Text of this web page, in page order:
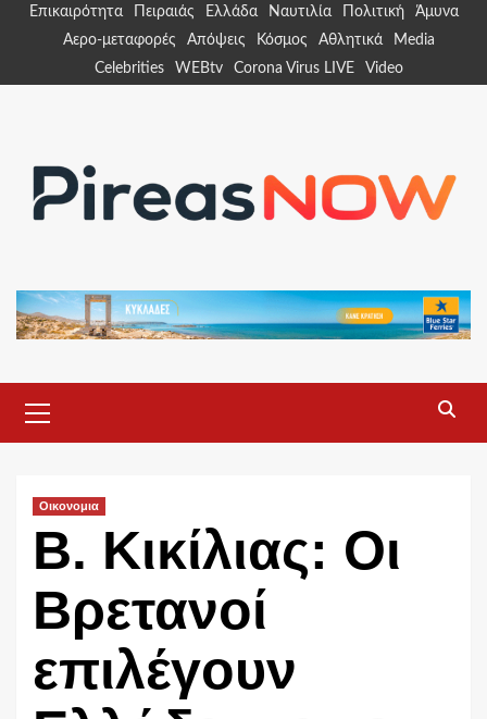
Επικαιρότητα Πειραιάς Ελλάδα Ναυτιλία Πολιτική
Άμυνα
Αερο-μεταφορές
Απόψεις Κόσμος Αθλητικά
Media
Celebrities
WEBtv Corona Virus LIVE Video
Menu
Οικονομια
Β. Κικίλιας: Οι
Βρετανοί
επιλέγουν